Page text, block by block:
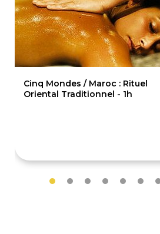
Cinq Mondes / Maroc : Rituel
Oriental Traditionnel - 1h